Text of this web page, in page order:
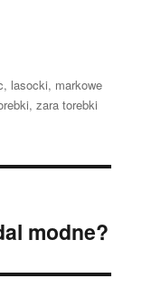
, lasocki, markowe
,zara torebki
modne?